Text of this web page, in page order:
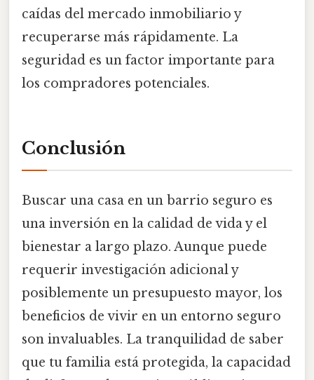
caídas del mercado inmobiliario y
recuperarse más rápidamente. La
seguridad es un factor importante para
los compradores potenciales.
Conclusión
Buscar una casa en un barrio seguro es
una inversión en la calidad de vida y el
bienestar a largo plazo. Aunque puede
requerir investigación adicional y
posiblemente un presupuesto mayor, los
beneficios de vivir en un entorno seguro
son invaluables. La tranquilidad de saber
que tu familia está protegida, la capacidad